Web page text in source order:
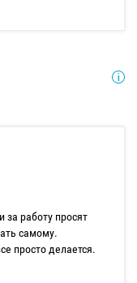
за работу просят
самому.
просто делается.